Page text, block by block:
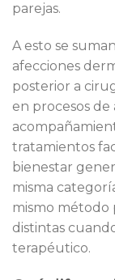
parejas.
A esto se
afecciones
posterior a
en procesos de
tratamientos
bienestar
misma
mismo método
distintas
terapéutico.